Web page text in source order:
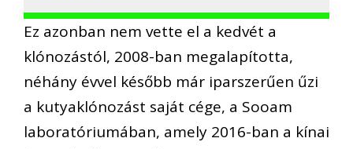
Ez azonban nem vette el a kedvét a
klónozástól, 2008-ban megalapította,
néhány évvel később már iparszerűen űzi
a kutyaklónozást saját cége, a Sooam
laboratóriumában, amely 2016-ban a kínai